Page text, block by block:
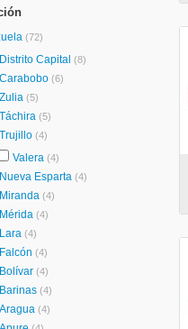
(72)
Distrito Capital (8)
Carabobo (6)
Zulia (5)
Táchira (5)
Trujillo (4)
Valera (4)
Nueva Esparta (4)
Miranda (4)
Mérida (4)
Lara (4)
Falcón (4)
Bolívar (4)
Barinas (4)
Aragua (4)